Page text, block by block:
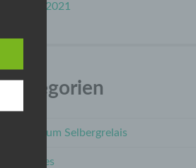
August 2021
Kategorien
Neues zum Selbergrelais
Sonstiges